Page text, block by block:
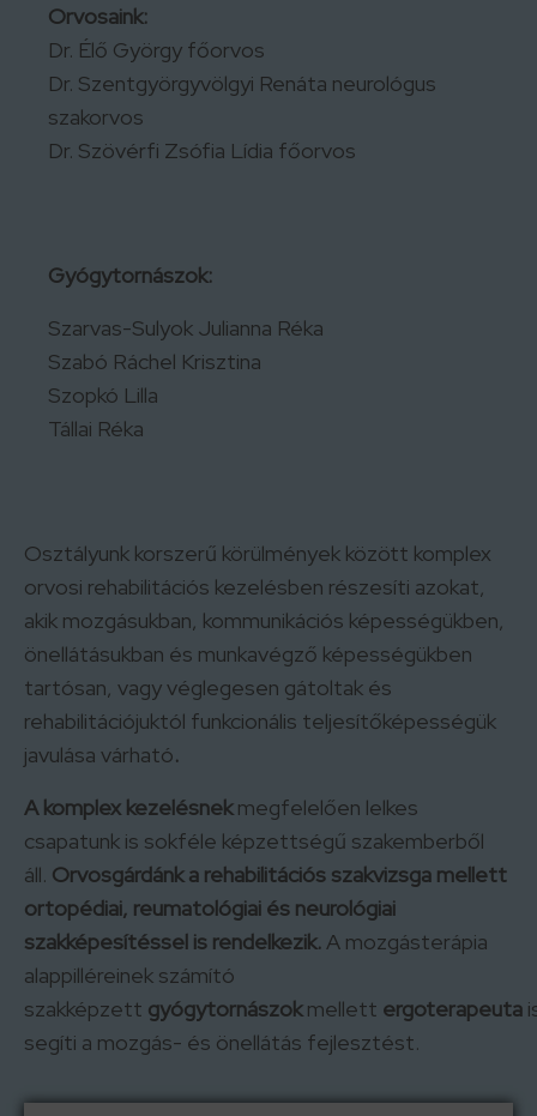
Orvosaink:
Dr. Élő György főorvos
Dr. Szentgyörgyvölgyi Renáta neurológus
szakorvos
Dr. Szövérfi Zsófia Lídia főorvos
Gyógytornászok:
Szarvas-Sulyok Julianna Réka
Szabó Ráchel Krisztina
Szopkó Lilla
Tállai Réka
Osztályunk korszerű körülmények között komplex
orvosi rehabilitációs kezelésben részesíti azokat,
akik mozgásukban, kommunikációs képességükben,
önellátásukban és munkavégző képességükben
tartósan, vagy véglegesen gátoltak és
rehabilitációjuktól funkcionális teljesítőképességük
javulása várható.
A komplex kezelésnekmegfelelően lelkes
csapatunk is sokféle képzettségű szakemberből
áll. Orvosgárdánk a rehabilitációs szakvizsga mellett
ortopédiai, reumatológiai és neurológiai
szakképesítéssel is rendelkezik.A mozgásterápia
alappilléreinek számító
szakképzett gyógytornászokmellett ergoterapeuta
segíti a mozgás- és önellátás fejlesztést.